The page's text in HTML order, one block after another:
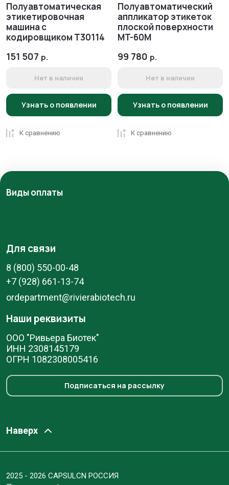
Полуавтоматическая
этикетировочная
машина с
кодировщиком T30114
151 507 р.
Нет в наличии
Узнать о появлении
К сравнению
Полуавтоматический
аппликатор этикеток
плоской поверхности
MT-60M
99 780 р.
Нет в наличии
Узнать о появлении
К сравнению
Для связи
8 (800) 550-00-48
+7 (928) 661-13-74
ordepartment@rivierabiotech.ru
Наши реквизиты
ООО "Ривьера Биотек"
ИНН 2308145179
ОГРН 1082308005416
Подписаться на рассылку
Виды оплаты
Наверх
2025 - 2026 CAPSULCN РОССИЯ